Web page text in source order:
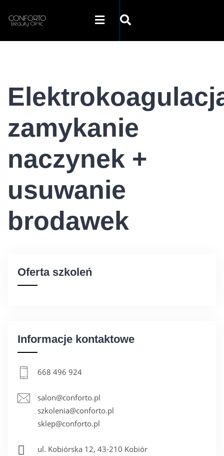
O NAS
SKLEP INTERNETOWY
Oferta szkoleń
Informacje kontaktowe
668 496 924
salon@conforto.pl
szkolenia@conforto.pl
sklep@conforto.pl
ul. Kobiórska 12, 43-210 Kobiór
zamykanie
naczynek +
usuwanie
brodawek